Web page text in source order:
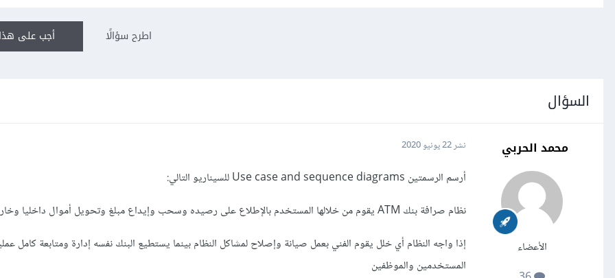
أجب على اطرح سؤالًا
السؤال
محمد الحربي
الأعضاء
نشر22 يونيو 2020
أرسم الرسمتين Use case and sequence diagrams للسيناريو التالي:
نظام صرافة بنك ATM يقوم من خلالها المستخدم بالإطلاع على رصيده وسحب وإيداع مبلغ وتحويل أموال داخليا وخارجيا
إذا واجه النظام أي خلل يقوم الفني بعمل صيانة وإصلاح لمشاكل النظام بينما يستطيع البنك نفسه إدارة ومتابعة كامل
المستخدمين والموظفين